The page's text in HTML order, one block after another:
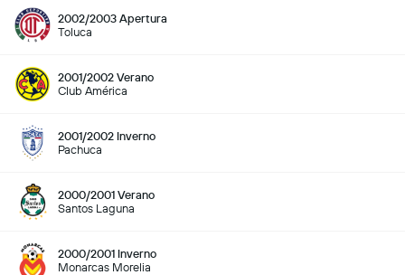
2002/2003 Apertura
Toluca
2001/2002 Verano
Club América
2001/2002 Inverno
Pachuca
2000/2001 Verano
Santos Laguna
2000/2001 Inverno
Monarcas Morelia